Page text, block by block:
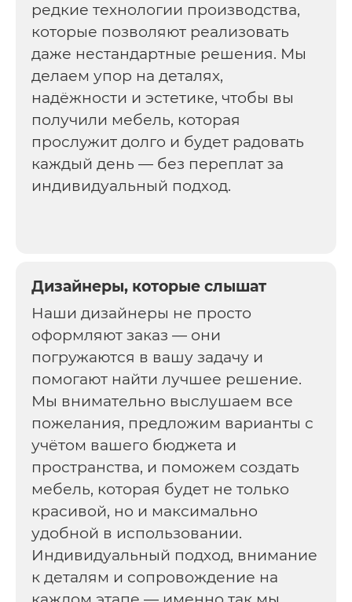
редкие технологии производства,
которые позволяют реализовать
даже нестандартные решения. Мы
делаем упор на деталях,
надёжности и эстетике, чтобы вы
получили мебель, которая
прослужит долго и будет радовать
каждый день — без переплат за
индивидуальный подход.
Дизайнеры, которые слышат
Наши дизайнеры не просто
оформляют заказ — они
погружаются в вашу задачу и
помогают найти лучшее решение.
Мы внимательно выслушаем все
пожелания, предложим варианты с
учётом вашего бюджета и
пространства, и поможем создать
мебель, которая будет не только
красивой, но и максимально
удобной в использовании.
Индивидуальный подход, внимание
к деталям и сопровождение на